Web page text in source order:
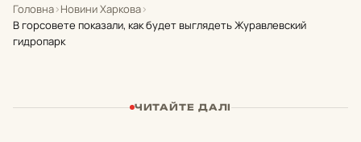
Головна›Новини Харкова›
В горсовете показали, как будет выглядеть Журавлевский
гидропарк
ЧИТАЙТЕ ДАЛІ